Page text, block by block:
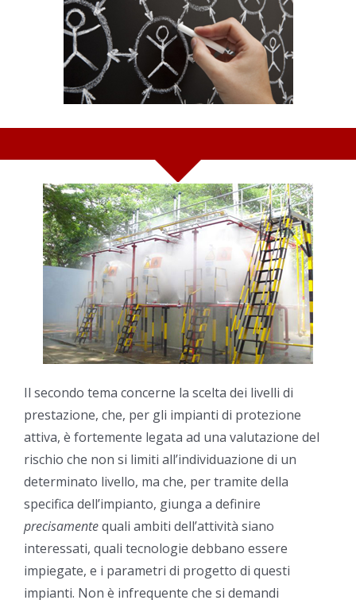
Il secondo tema concerne la scelta dei livelli di
prestazione, che, per gli impianti di protezione
attiva, è fortemente legata ad una valutazione del
rischio che non si limiti all’individuazione di un
determinato livello, ma che, per tramite della
specifica dell’impianto, giunga a definire
precisamentequali ambiti dell’attività siano
interessati, quali tecnologie debbano essere
impiegate, e i parametri di progetto di questi
impianti. Non è infrequente che si demandi